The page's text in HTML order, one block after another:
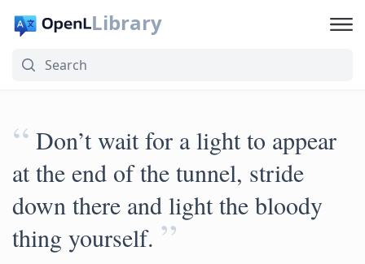
Library
“ Don’t wait for a light to appear
at the end of the tunnel, stride
down there and light the bloody
thing yourself. ”